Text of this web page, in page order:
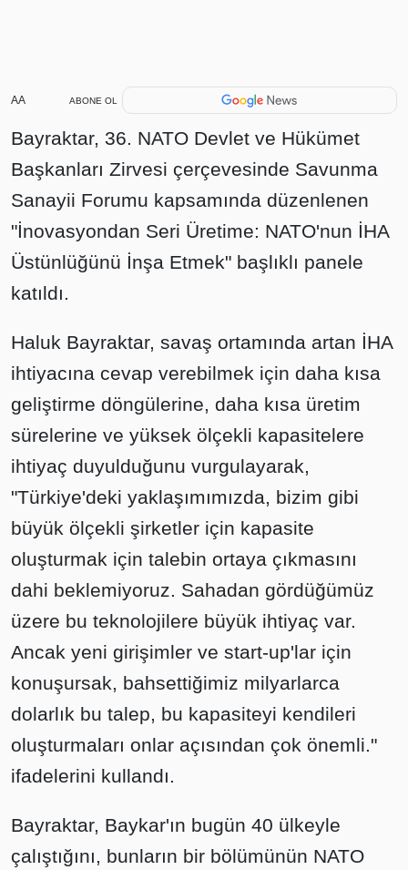
AA ABONE OL
Bayraktar, 36.⁠ ⁠NATO Devlet ve Hükümet
Başkanları Zirvesi çerçevesinde Savunma
Sanayii Forumu kapsamında düzenlenen
"İnovasyondan Seri Üretime: NATO'nun İHA
Üstünlüğünü İnşa Etmek" başlıklı panele
katıldı.
Haluk Bayraktar, savaş ortamında artan İHA
ihtiyacına cevap verebilmek için daha kısa
geliştirme döngülerine, daha kısa üretim
sürelerine ve yüksek ölçekli kapasitelere
ihtiyaç duyulduğunu vurgulayarak,
"Türkiye'deki yaklaşımımızda, bizim gibi
büyük ölçekli şirketler için kapasite
oluşturmak için talebin ortaya çıkmasını
dahi beklemiyoruz. Sahadan gördüğümüz
üzere bu teknolojilere büyük ihtiyaç var.
Ancak yeni girişimler ve start-up'lar için
konuşursak, bahsettiğimiz milyarlarca
dolarlık bu talep, bu kapasiteyi kendileri
oluşturmaları onlar açısından çok önemli."
ifadelerini kullandı.
Bayraktar, Baykar'ın bugün 40 ülkeyle
çalıştığını, bunların bir bölümünün NATO